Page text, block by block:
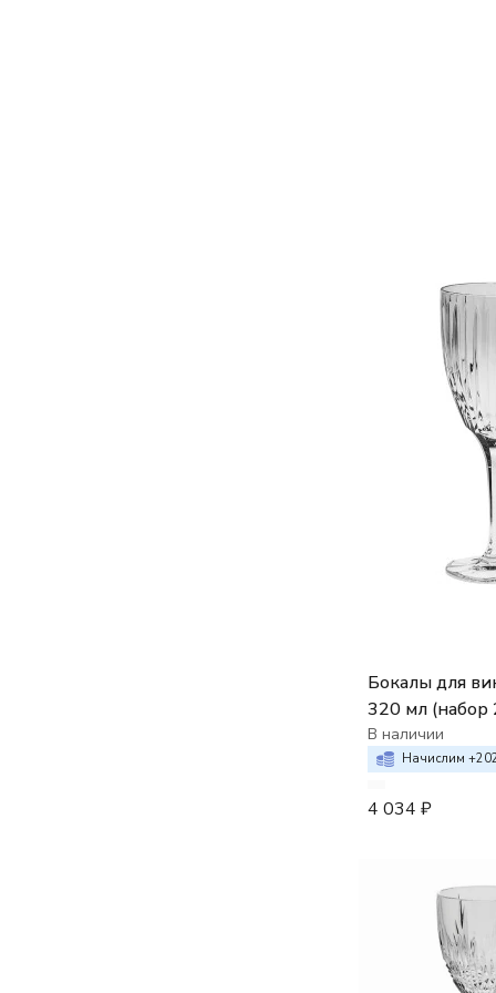
Бокалы для
320 мл (набор
В наличии
Начислим +
4 034 ₽